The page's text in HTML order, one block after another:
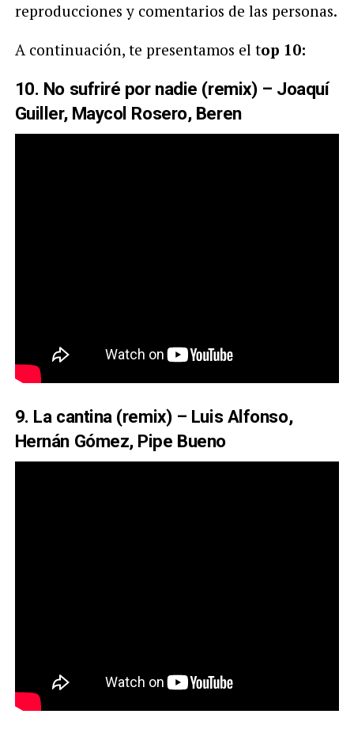
reproducciones y comentarios de las personas.
A continuación, te presentamos el top 10:
10. No sufriré por nadie (remix) – Joaquí
Guiller, Maycol Rosero, Beren
9. La cantina (remix) – Luis Alfonso,
Hernán Gómez, Pipe Bueno